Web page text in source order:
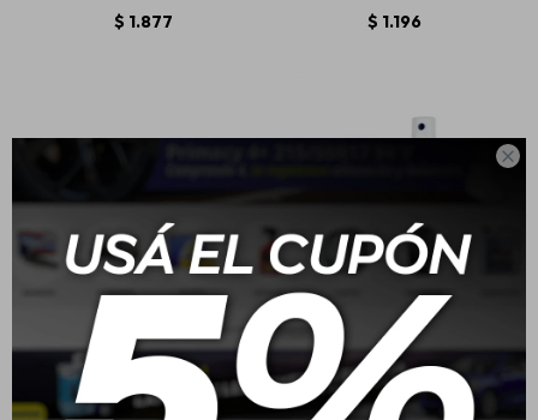

$ 1.877 $ 1.196
Wurth Bolso De
Herramientas Con Base
Plastica 25kg
Wurth Kit Visibilidad
Anti-empañante
Baterías
Servicios